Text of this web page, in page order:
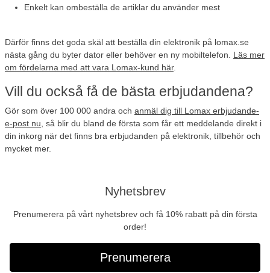
Enkelt kan ombeställa de artiklar du använder mest
Därför finns det goda skäl att beställa din elektronik på lomax.se
nästa gång du byter dator eller behöver en ny mobiltelefon. Läs mer
om fördelarna med att vara Lomax-kund här.
Vill du också få de bästa erbjudandena?
Gör som över 100 000 andra och anmäl dig till Lomax erbjudande-
e-post nu , så blir du bland de första som får ett meddelande direkt i
din inkorg när det finns bra erbjudanden på elektronik, tillbehör och
mycket mer.
Nyhetsbrev
Prenumerera på vårt nyhetsbrev och få 10% rabatt på din första
order!
Prenumerera